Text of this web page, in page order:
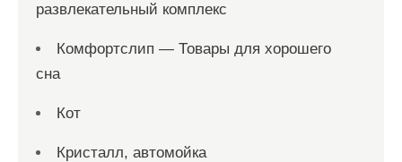
развлекательный комплекс
Комфортслип — Товары для хорошего
сна
Кот
Кристалл, автомойка